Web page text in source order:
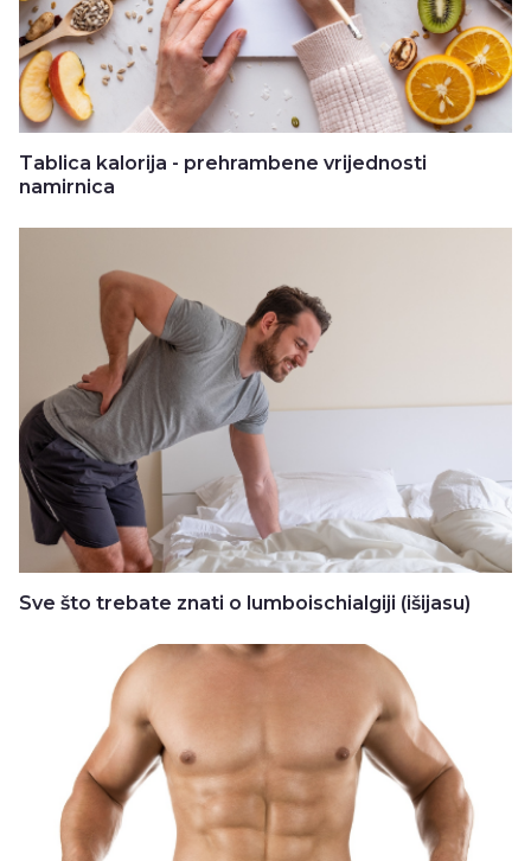
Tablica kalorija - prehrambene vrijednosti
namirnica
Sve što trebate znati o lumboischialgiji (išijasu)